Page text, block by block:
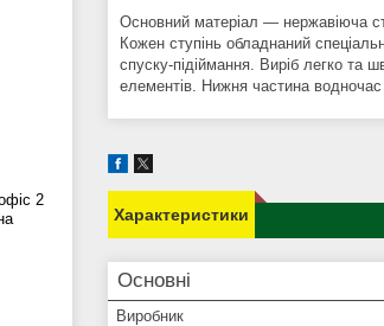
Основний матеріал — нержавіюча
Кожен ступінь обладнаний
спуску-підіймання. Виріб легко та
елементів. Нижня частина водночас
Характеристики
Основні
Виробник
2